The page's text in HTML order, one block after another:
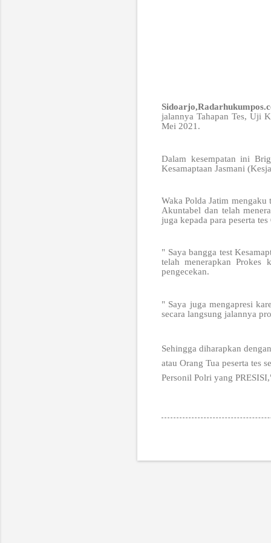
jalannya Tahapan Tes, Uji
Mei 2021.
Dalam kesempatan ini
Kesamaptaan Jasmani
Waka Polda Jatim mengaku
Akuntabel dan telah
juga kepada para peserta
" Saya bangga test
telah menerapkan Prokes
pengecekan.
" Saya juga mengapresi
secara langsung jalannya
Sehingga diharapkan
atau Orang Tua peserta tes
Personil Polri yang